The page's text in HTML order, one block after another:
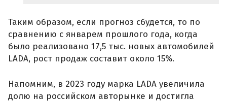
Таким образом, если прогноз сбудется, то по
сравнению с январем прошлого года, когда
было реализовано 17,5 тыс. новых автомобилей
LADA, рост продаж составит около 15%.
Напомним, в 2023 году марка LADA увеличила
долю на российском авторынке и достигла